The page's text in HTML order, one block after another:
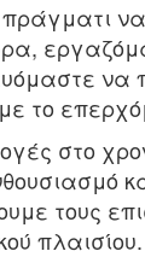
να
να
το
στο
τους
πλαισίου.